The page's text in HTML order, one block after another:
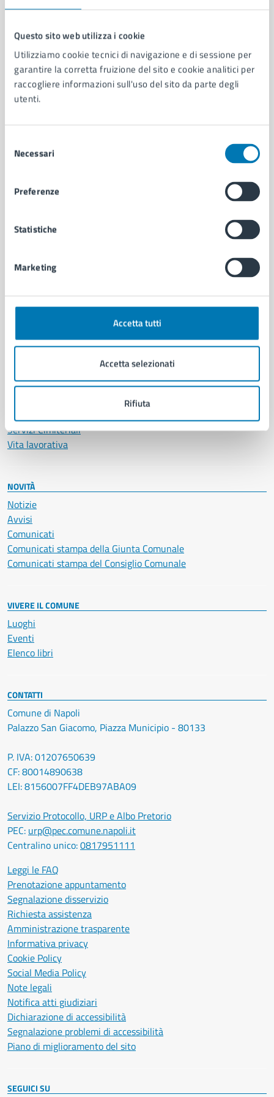
Questo sito web utilizza i cookie
Utilizziamo cookie tecnici di navigazione e di sessione per
garantire la corretta fruizione del sito e cookie analitici per
raccogliere informazioni sull'uso del sito da parte degli
utenti.
delNecessari
Preferenze
Statistiche
Marketing
Accetta tutti
Accetta selezionati
Rifiuta
Comune di Napoli
AMMINISTRAZIONE
Municipalità
Politici
Documenti e dati
Intranet, posta aziendale e protocollo
Anagrafe e stato civile
Cultura e tempo libero
Documenti e certificati
Educazione e formazione
Giustizia e sicurezza pubblica
Servizi Cimiteriali
Vita lavorativa
NOVITÀ
Notizie
Avvisi
Comunicati
Comunicati stampa della Giunta Comunale
Comunicati stampa del Consiglio Comunale
VIVERE IL COMUNE
Luoghi
Eventi
Elenco libri
CONTATTI
Comune di Napoli
Palazzo San Giacomo, Piazza Municipio - 80133
P. IVA: 01207650639
CF: 80014890638
LEI: 8156007FF4DEB97ABA09
Servizio Protocollo, URP e Albo Pretorio
PEC: urp@pec.comune.napoli.it
Centralino unico:0817951111
Leggi le FAQ
Prenotazione appuntamento
Segnalazione disservizio
Richiesta assistenza
Amministrazione trasparente
Informativa privacy
Cookie Policy
Social Media Policy
Note legali
Notifica atti giudiziari
Dichiarazione di accessibilità
Segnalazione problemi di accessibilità
Piano di miglioramento del sito
SEGUICI SU